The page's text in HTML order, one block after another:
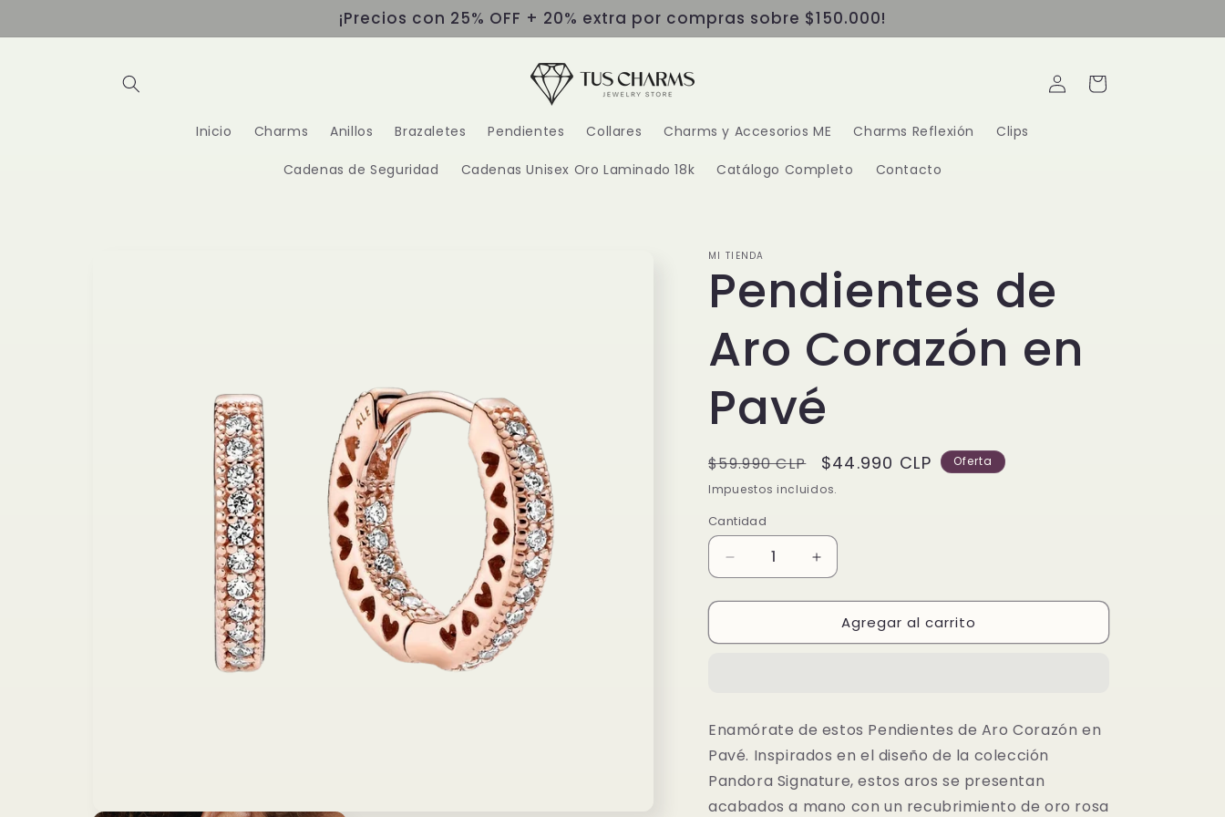
al contenido
¡Precios con 25% OFF + 20% extra por compras sobre $150.000!
Inicio Charms Anillos Brazaletes Pendientes Collares Charms y Accesorios ME Charms Reflexión Clips
Cadenas de Seguridad Cadenas Unisex Oro Laminado 18k Catálogo Completo Contacto
Iniciar
sesión
Carrito
MI TIENDA
Pendientes de
Aro Corazón en
Pavé
Precio
habitual
$59.990 CLP
Precio
de
$44.990 CLP
Oferta
Impuestos incluidos.
Cantidad
Reducir
cantidad
para
de
Aumentar
cantidad
para
Pendientes
de
Agregar al carrito
Enamórate de estos Pendientes de Aro Corazón en
Pavé. Inspirados en el diseño de la colección
Pandora Signature, estos aros se presentan
acabados a mano con un recubrimiento de oro rosa